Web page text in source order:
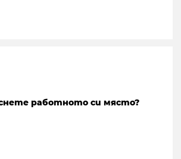
работното си място?